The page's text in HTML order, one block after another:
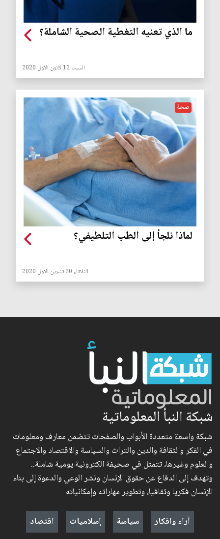
ما الذي تعنيه التغطية الصحية الشاملة؟
السبت 12 كانون الأول 2020
صحة
لماذا نلجأ إلى الطب التلطيفي؟
الثلاثاء 20 تشرين الاول 2020
شبكة النبأ المعلوماتية
شبكة واسعة متعددة الأبواب والصفحات تتضمن معارف ومعلومات
في الفكر والثقافة والدين والتراث والسياسة والاقتصاد والاجتماع
والعلوم وغيرها، تتمثل في صحيفة الكترونية يومية شاملة..
وتهدف إلى الدفاع عن حقوق الإنسان ونشر الوعي والدعوة إلى بناء
الإنسان فكريا وثقافيا، وتطوير مهاراته وإمكانياته
آراء وافكار
سياسة إسلاميات اقتصاد